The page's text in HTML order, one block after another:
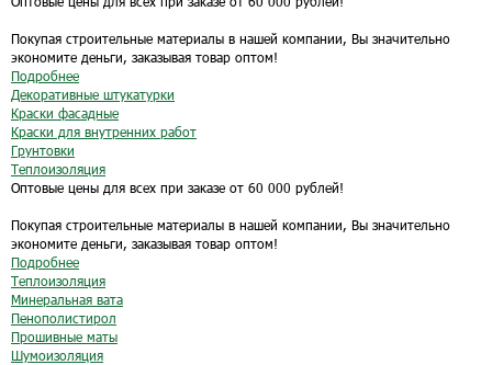
Покупая строительные материалы в нашей компании, Вы значительно
экономите деньги, заказывая товар оптом!
Подробнее
Декоративные штукатурки
Краски фасадные
Краски для внутренних работ
Грунтовки
Теплоизоляция
Оптовые цены для всех при заказе от 60 000 рублей!
Покупая строительные материалы в нашей компании, Вы значительно
экономите деньги, заказывая товар оптом!
Подробнее
Теплоизоляция
Минеральная вата
Пенополистирол
Прошивные маты
Шумоизоляция